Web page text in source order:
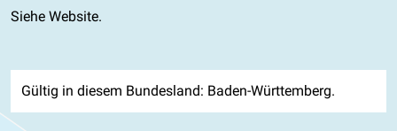
Siehe Website.
Gültig in diesem Bundesland: Baden-Württemberg.